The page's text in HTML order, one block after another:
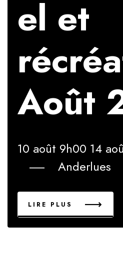
el et
Août
10 août 9h00 14
Anderlues
LIRE PLUS "STAGE